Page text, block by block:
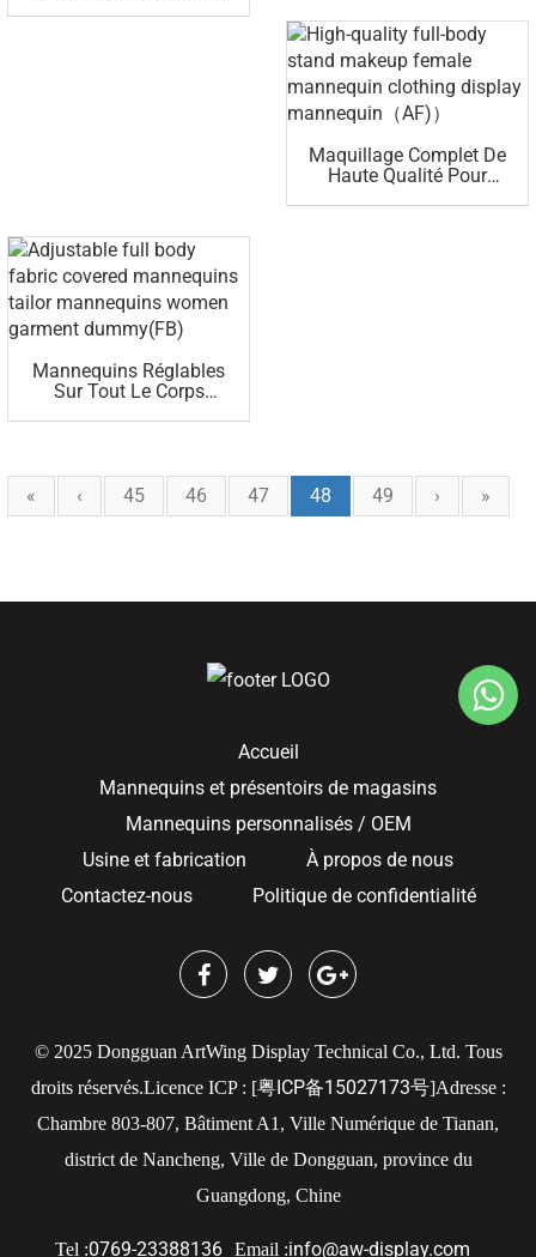
(EDG)
Maquillage Complet De
Haute Qualité Pour
Mannequins Réglables
Sur Tout Le Corps
Vêtements Pour
Femmes (FB)
« ‹ 45 46 47 48 49 › »
Accueil
Mannequins et présentoirs de magasins
Mannequins personnalisés / OEM
Usine et fabrication
À propos de nous
Contactez-nous
Politique de confidentialité
© 2025 Dongguan ArtWing Display Technical Co., Ltd. Tous
droits réservés.Licence ICP : [粤ICP备15027173号]Adresse :
Chambre 803-807, Bâtiment A1, Ville Numérique de Tianan,
district de Nancheng, Ville de Dongguan, province du
Guangdong, Chine
Tel :0769-23388136 Email :info@aw-display.com